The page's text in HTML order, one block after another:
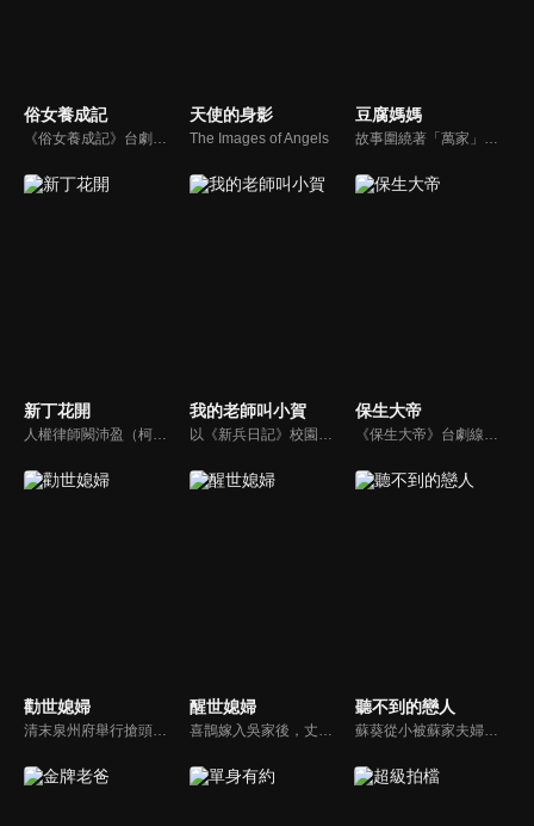
俗女養成記 天使的身影
The Images of Angels
豆腐媽媽
新丁花開
人權律師闕沛盈（柯奐如）受神祕台商委託，競標法拍的「曾氏老宅」並以高價得標，但一對競標失利的母女初妹（朱芷瑩）、素敏（高尹辰），卻告知她們是曾家後代，懇求讓標。沛盈轉達給委託人，對方竟要求她訪談曾氏母女，以作為是否讓標的判斷…
我的老師叫小賀
以《新兵日記》校園版包裝模式推出的《我的老師叫小賀》，劇名中的「叫小賀」為台語發音，表示「有膽識、有Guts」之意。
保生大帝
《保生大帝》台劇線上看。「保生大帝」的劇情是敘述大道公吳本成佛之前，在凡間救人濟世的感人故事。劇中並穿插天界龍女下凡，心中暗戀她的瘟神追隨而至，與吳本以及富家女玉蓮四個人產生了一段天上人間的情感糾葛。
勸世媳婦
清末泉州府舉行搶頭旗，周成踢進彩炮贏得頭旗，因此娶到月娌，然周成父母反對，後經月娌父親登門懇求，周家二老才答應婚事。周成想到台灣發展，月娌不顧公婆反對支持丈夫，周父只好籌措路費讓兒子完成心願。
醒世媳婦
喜鵲嫁入吳家後，丈夫竟離奇身亡。喜鵲與婆婆一同將遺腹子重孝撫養長大，無奈婆婆並不疼愛這個小孫子，且將所有關愛放在長孫重仁上。重仁與重孝在成長過程中所受到的不平等待遇，讓兄弟之情備受考驗。而喜鵲與婆婆金葉嬸的感情已不十分融洽，在兩兄弟各自娶妻之後，讓婆媳問題又更加複雜。
聽不到的戀人
蘇葵從小被蘇家夫婦收養 失去家人的蘇葵對自己一無所知。她問母親，為什麼我的聲音不見了？母親則用夢幻的美人魚童話來安慰蘇葵，並且在將來的某一天，王子會來付出他的真愛，美妙的聲音就會回到蘇葵身邊了…